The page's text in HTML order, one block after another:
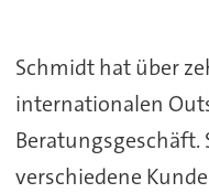
Schmidt hat über
internationalen
Beratungsgeschäft.
verschiedene